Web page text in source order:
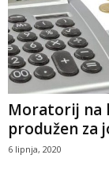
Moratorij na
produžen za
6 lipnja, 2020